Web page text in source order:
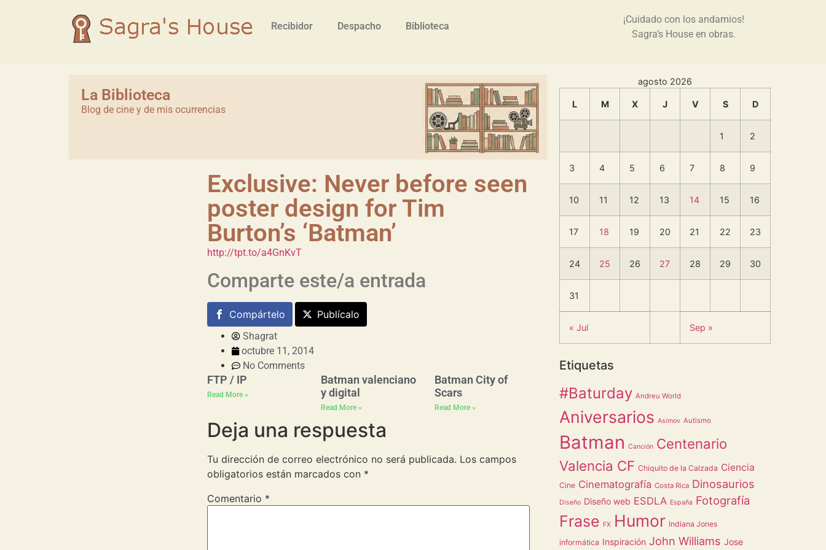
Recibidor Despacho Biblioteca
¡Cuidado con los andamios!
Sagra’s House en obras.
La Biblioteca
Blog de cine y de mis ocurrencias
Exclusive: Never before seen
poster design for Tim
Burton’s ‘Batman’
http://tpt.to/a4GnKvT
Comparte este/a entrada
Compártelo Publícalo
Shagrat
octubre 11, 2014
No Comments
FTP / IP
Read More »
Batman valenciano
y digital
Read More »
Batman City of
Scars
Read More »
Deja una respuesta
Tu dirección de correo electrónico no será publicada. Los campos
obligatorios están marcados con *
Comentario *
agosto 2026
L M X J V S D
1 2
3 4 5 6 7 8 9
10 11 12 13 14 15 16
17 18 19 20 21 22 23
24 25 26 27 28 29 30
31
« Jul Sep »
Etiquetas
#Baturday Andreu World
Aniversarios Asimov Autismo
Batman Canción Centenario
Valencia CF Chiquito de la Calzada Ciencia
Cine Cinematografía Costa Rica Dinosaurios
Diseño Diseño web ESDLA España Fotografía
Frase FX Humor Indiana Jones
informática Inspiración John Williams Jose